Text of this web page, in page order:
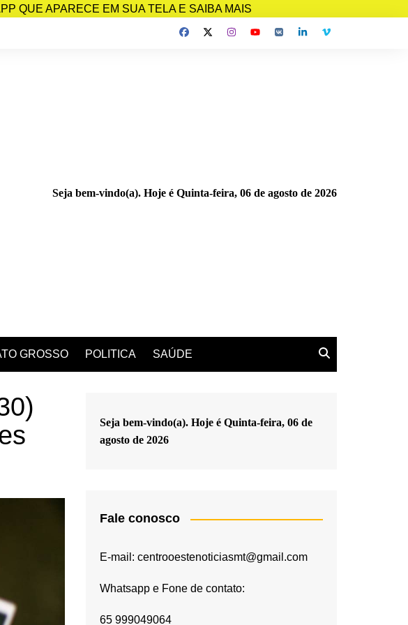
QUE APARECE EM SUA TELA E SAIBA MAIS
Seja bem-vindo(a). Hoje é Quinta-feira, 06 de agosto de 2026
GROSSO POLITICA SAÚDE
Seja bem-vindo(a). Hoje é Quinta-feira, 06 de
agosto de 2026
Fale conosco
E-mail: centrooestenoticiasmt@gmail.com
Whatsapp e Fone de contato:
65 999049064